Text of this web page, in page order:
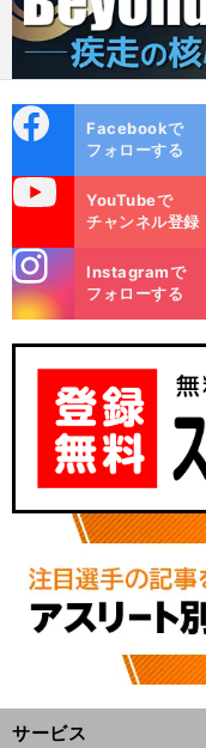
ok
Facebookで
フォローする
YouTubeで
チャンネル登録
m
Instagramで
フォローする
サービス